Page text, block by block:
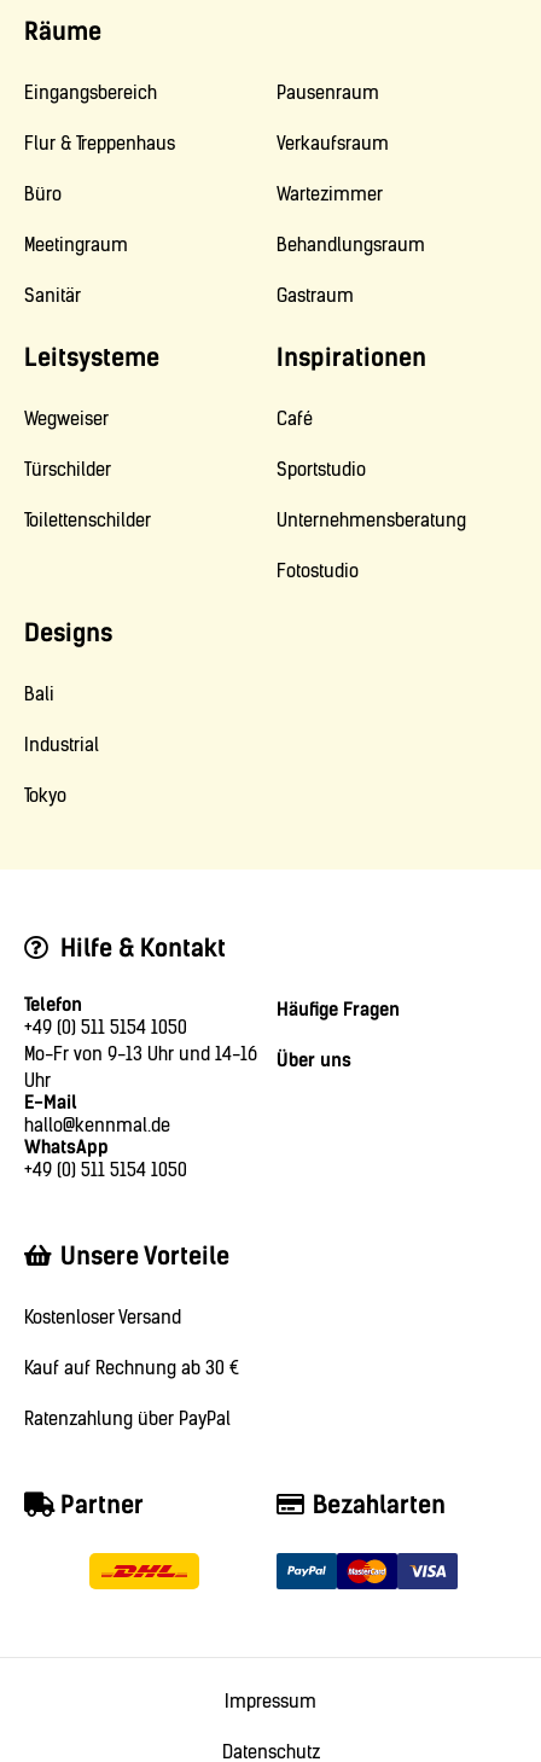
Räume
Leitsysteme
Designs
Inspirationen
Eingangsbereich
Flur & Treppenhaus
Büro
Meetingraum
Sanitär
Pausenraum
Verkaufsraum
Wartezimmer
Behandlungsraum
Gastraum
Wegweiser
Türschilder
Toilettenschilder
Bali
Industrial
Tokyo
Café
Sportstudio
Unternehmensberatung
Fotostudio
Hilfe & Kontakt
Unsere Vorteile
Bezahlarten
Partner
Telefon
+49 (0) 511 5154 1050
Mo-Fr von 9-13 Uhr und 14-16
Uhr
E-Mail
hallo@kennmal.de
WhatsApp
+49 (0) 511 5154 1050
Häufige Fragen
Über uns
Kostenloser Versand
Kauf auf Rechnung ab 30 €
Ratenzahlung über PayPal
Impressum
Datenschutz